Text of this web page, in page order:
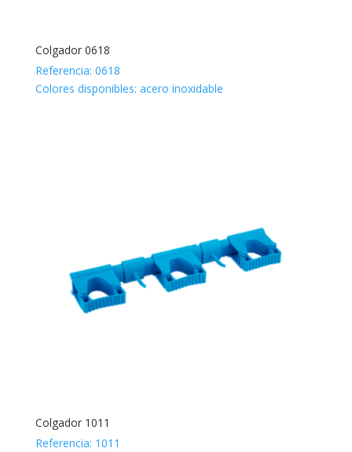
Colgador 0618
Referencia: 0618
Colores disponibles: acero inoxidable
Colgador 1011
Referencia: 1011